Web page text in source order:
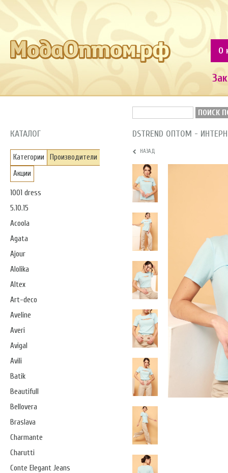
О
ПОИСК
КАТАЛОГ
Категории
Производители
Акции
1001 dress
5.10.15
Acoola
Agata
Ajour
Alolika
Altex
Art-deco
Aveline
Averi
Avigal
Avili
Batik
Beautifull
Bellovera
Braslava
Charmante
Charutti
Conte Elegant Jeans
DSTREND ОПТОМ -
НАЗАД